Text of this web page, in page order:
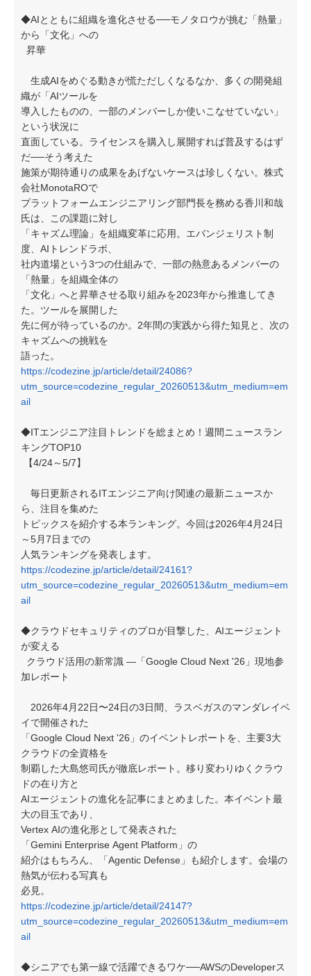
◆AIとともに組織を進化させる──モノタロウが挑む「熱量」
から「文化」への
昇華
生成AIをめぐる動きが慌ただしくなるなか、多くの開発組
織が「AIツールを
導入したものの、一部のメンバーしか使いこなせていない」
という状況に
直面している。ライセンスを購入し展開すれば普及するはず
だ──そう考えた
施策が期待通りの成果をあげないケースは珍しくない。株式
会社MonotaROで
プラットフォームエンジニアリング部門長を務める香川和哉
氏は、この課題に対し
「キャズム理論」を組織変革に応用。エバンジェリスト制
度、AIトレンドラボ、
社内道場という3つの仕組みで、一部の熱意あるメンバーの
「熱量」を組織全体の
「文化」へと昇華させる取り組みを2023年から推進してき
た。ツールを展開した
先に何が待っているのか。2年間の実践から得た知見と、次の
キャズムへの挑戦を
語った。
https://codezine.jp/article/detail/24086?
utm_source=codezine_regular_20260513&utm_medium=em
ail
◆ITエンジニア注目トレンドを総まとめ！週間ニュースラン
キングTOP10
【4/24～5/7】
毎日更新されるITエンジニア向け関連の最新ニュースか
ら、注目を集めた
トピックスを紹介する本ランキング。今回は2026年4月24日
～5月7日までの
人気ランキングを発表します。
https://codezine.jp/article/detail/24161?
utm_source=codezine_regular_20260513&utm_medium=em
ail
◆クラウドセキュリティのプロが目撃した、AIエージェント
が変える
クラウド活用の新常識 ―「Google Cloud Next '26」現地参
加レポート
2026年4月22日〜24日の3日間、ラスベガスのマンダレイベ
イで開催された
「Google Cloud Next '26」のイベントレポートを、主要3大
クラウドの全資格を
制覇した大島悠司氏が徹底レポート。移り変わりゆくクラウ
ドの在り方と
AIエージェントの進化を記事にまとめました。本イベント最
大の目玉であり、
Vertex AIの進化形として発表された
「Gemini Enterprise Agent Platform」の
紹介はもちろん、「Agentic Defense」も紹介します。会場の
熱気が伝わる写真も
必見。
https://codezine.jp/article/detail/24147?
utm_source=codezine_regular_20260513&utm_medium=em
ail
◆シニアでも第一線で活躍できるワケ──AWSのDeveloperス